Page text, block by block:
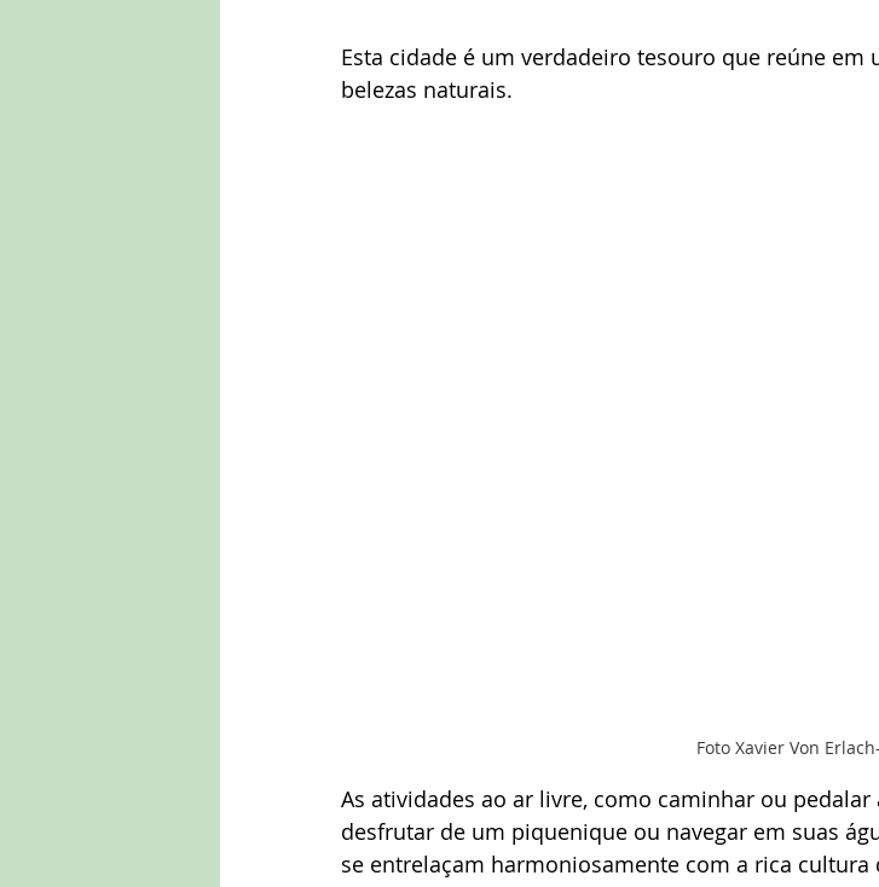
Esta cidade é um verdadeiro tesouro que reúne em
belezas naturais.
Foto Xavier Von Erlach-
As atividades ao ar livre, como caminhar ou pedalar
desfrutar de um piquenique ou navegar em suas
se entrelaçam harmoniosamente com a rica cultura